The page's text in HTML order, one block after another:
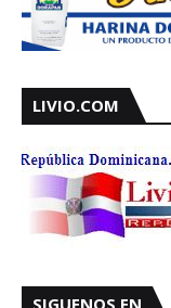
LIVIO.COM
SIGUENOS EN